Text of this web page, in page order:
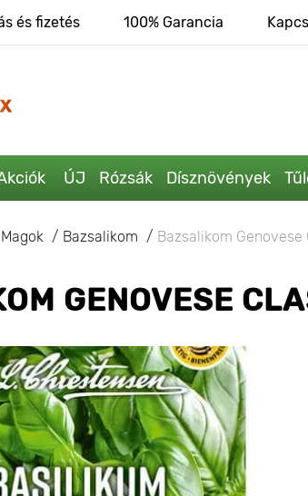
és fizetés 100% Garancia
ÚJ Rózsák Dísznövények
Magok Bazsalikom Bazsalikom Genovese
GENOVESE